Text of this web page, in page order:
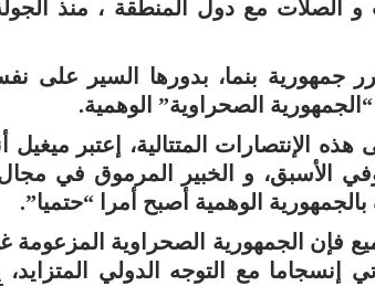
و الصلات مع دول المنطقة ، منذ
جمهورية بنما، بدورها السير على
“الجمهورية الصحراوية” الوهمية.
الإنتصارات المتتالية، إعتبر ميغيل
الأسبق، و الخبير المرموق في
الوهمية أصبح أمرا “حتميا”.
فإن الجمهورية الصحراوية المزعومة
إنسجاما مع التوجه الدولي